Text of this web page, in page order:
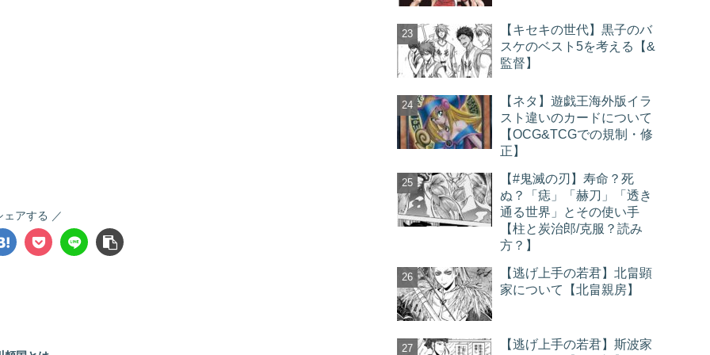
ェアする
【キセキの世代】黒子のバ
スケのベスト5を考える【&
監督】
【ネタ】遊戯王海外版イラ
スト違いのカードについて
【OCG&TCGでの規制・修
正】
【#鬼滅の刃】寿命？死
ぬ？「痣」「赫刀」「透き
通る世界」とその使い手
【柱と炭治郎/克服？読み
方？】
【逃げ上手の若君】北畠顕
家について【北畠親房】
【逃げ上手の若君】斯波家